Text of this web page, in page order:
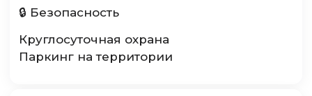
🔒 Безопасность
Круглосуточная охрана
Паркинг на территории